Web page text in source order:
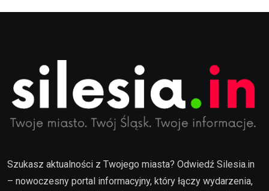
Szukasz aktualności z Twojego miasta? Odwiedź Silesia.in
– nowoczesny portal informacyjny, który łączy wydarzenia,